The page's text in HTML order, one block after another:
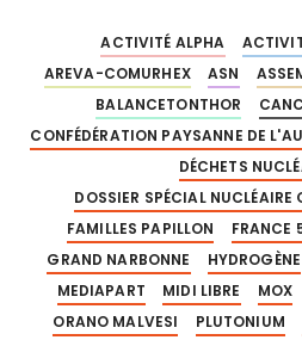
ACTIVITÉ ALPHA
AREVA-COMURHEX
ASN
BALANCETONTHOR
CONFÉDÉRATION PAYSANNE DE
DÉCHETS
DOSSIER SPÉCIAL
FAMILLES PAPILLON
FRANCE
GRAND NARBONNE
HYDROGÈNE
MEDIAPART
MIDI LIBRE MOX
ORANO MALVESI
PLUTONIUM